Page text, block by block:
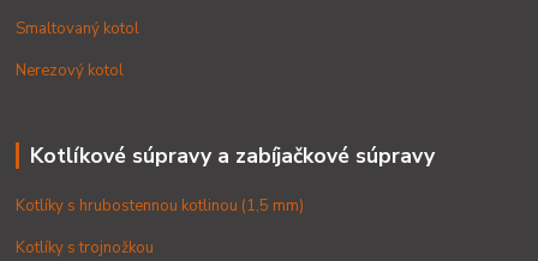
Smaltovaný kotol
Nerezový kotol
Kotlíkové súpravy a zabíjačkové súpravy
Kotlíky s hrubostennou kotlinou (1,5 mm)
Kotlíky s trojnožkou